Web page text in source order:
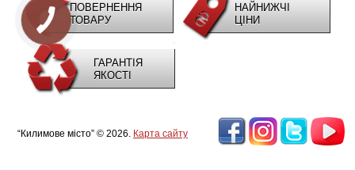
ПОВЕРНЕННЯ
ТОВАРУ
НАЙНИЖЧІ
ЦІНИ
ГАРАНТІЯ
ЯКОСТІ
“Килимове місто” © 2026. Карта сайту